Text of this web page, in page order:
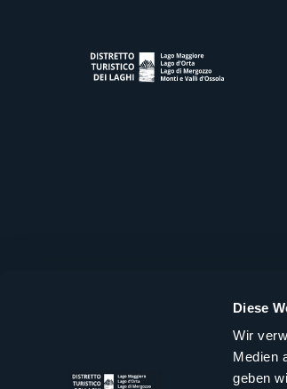
Diese
Wir
Medien
geben
Distretto Turistico dei Laghi Scrl
Sede legale e operativa: Corso Italia